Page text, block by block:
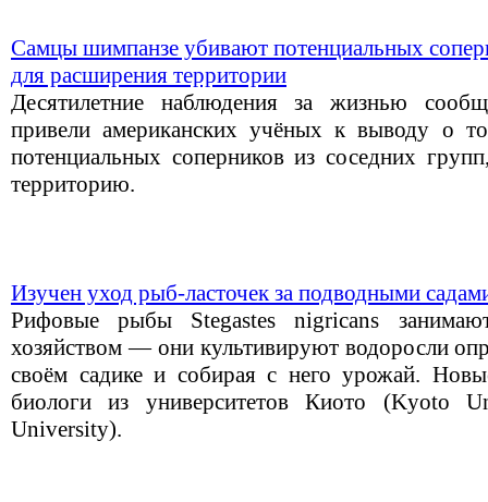
Самцы шимпанзе убивают потенциальных
для расширения территории
Десятилетние наблюдения за жизнью
привели американских учёных к выводу о
потенциальных соперников из соседних
территорию.
Изучен уход рыб-ласточек за подводными
Рифовые рыбы Stegastes nigricans
хозяйством — они культивируют водоросли
своём садике и собирая с него урожай.
биологи из университетов Киото (Kyoto
University).